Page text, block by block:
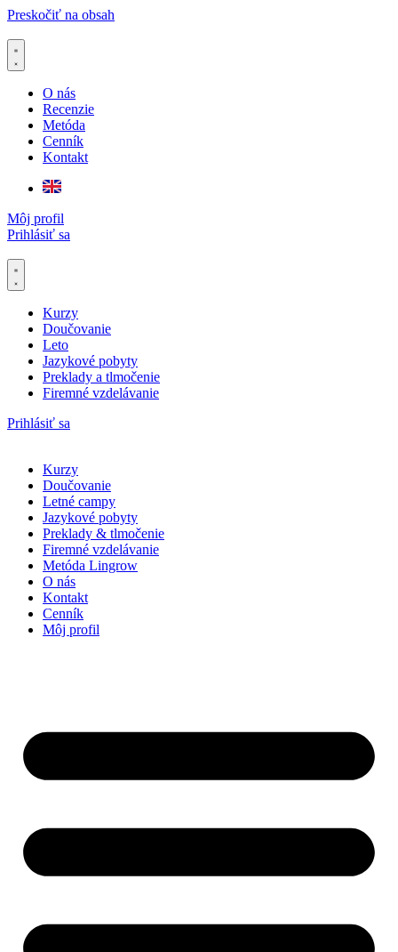
Preskočiť na obsah
O nás
Recenzie
Metóda
Cenník
Kontakt
Môj profil
Prihlásiť sa
Kurzy
Doučovanie
Leto
Jazykové pobyty
Preklady a tlmočenie
Firemné vzdelávanie
Prihlásiť sa
Kurzy
Doučovanie
Letné campy
Jazykové pobyty
Preklady & tlmočenie
Firemné vzdelávanie
Metóda Lingrow
O nás
Kontakt
Cenník
Môj profil